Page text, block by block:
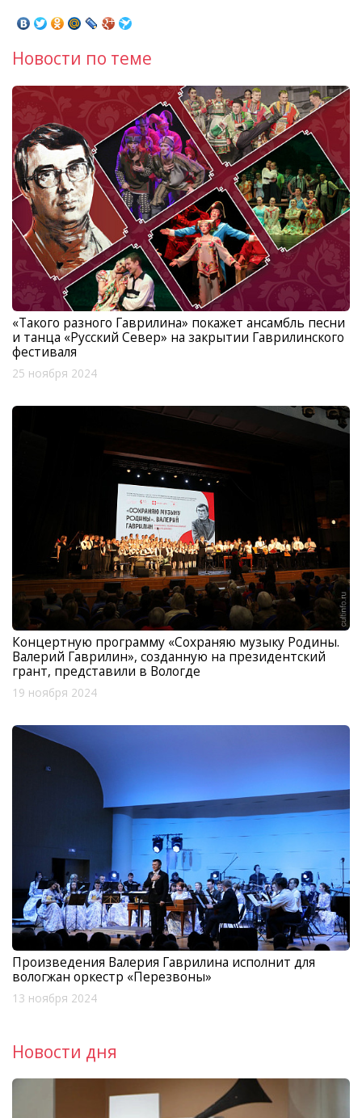
Новости по теме
«Такого разного Гаврилина» покажет ансамбль песни
и танца «Русский Север» на закрытии Гаврилинского
фестиваля
25 ноября 2024
Концертную программу «Сохраняю музыку Родины.
Валерий Гаврилин», созданную на президентский
грант, представили в Вологде
19 ноября 2024
Произведения Валерия Гаврилина исполнит для
вологжан оркестр «Перезвоны»
13 ноября 2024
Новости дня